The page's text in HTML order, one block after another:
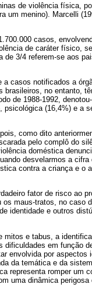
de violência física,
um menino). Marcelli
casos,
de caráter físico,
3/4 referem-se aos
casos notificados a
brasileiros, no entanto,
de 1988-1992,
psicológica (16,4%) e a
como dito
pelo complô do
doméstica
desvelarmos a cifra
contra a criança e o
fator de risco ao
maus-tratos, no caso
identidade e outros
mitos e tabus, a
dificuldades em função
envolvida por aspectos
da temática e da
representa romper um
uma dinâmica perigosa